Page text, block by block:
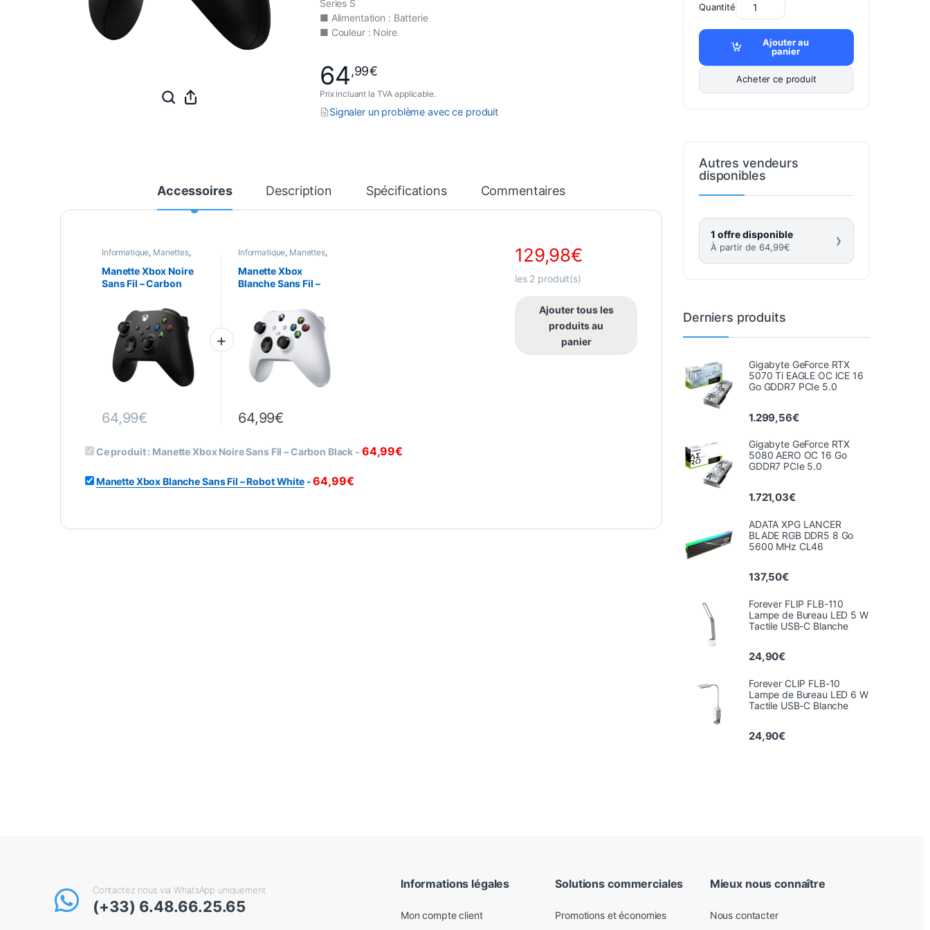
Series S
■ Alimentation : Batterie
■ Couleur : Noire
64,99€
Prix incluant la TVA applicable.
Signaler un problème avec ce produit
Accessoires Description Spécifications Commentaires
Informatique, Manettes,
Manette Xbox Noire
Sans Fil – Carbon
64,99€
Informatique, Manettes,
Manette Xbox
Blanche Sans Fil –
64,99€
Ce produit : Manette Xbox Noire Sans Fil – Carbon Black - 64,99€
Manette Xbox Blanche Sans Fil – Robot White-64,99€
129,98€
les 2 produit(s)
Ajouter tous les
produits au
panier
Quantité
Ajouter au
panier
Acheter ce produit
Autres vendeurs
disponibles
1 offre disponible
À partir de 64,99€ ›
Derniers produits
Gigabyte GeForce RTX
5070 Ti EAGLE OC ICE 16
Go GDDR7 PCIe 5.0
1.299,56€
Gigabyte GeForce RTX
5080 AERO OC 16 Go
GDDR7 PCIe 5.0
1.721,03€
ADATA XPG LANCER
BLADE RGB DDR5 8 Go
5600 MHz CL46
137,50€
Forever FLIP FLB-110
Lampe de Bureau LED 5 W
Tactile USB-C Blanche
24,90€
Forever CLIP FLB-10
Lampe de Bureau LED 6 W
Tactile USB-C Blanche
24,90€
Contactez nous via WhatsApp uniquement
(+33) 6.48.66.25.65
Informations légales
Mon compte client
Solutions commerciales
Promotions et économies
Mieux nous connaître
Nous contacter